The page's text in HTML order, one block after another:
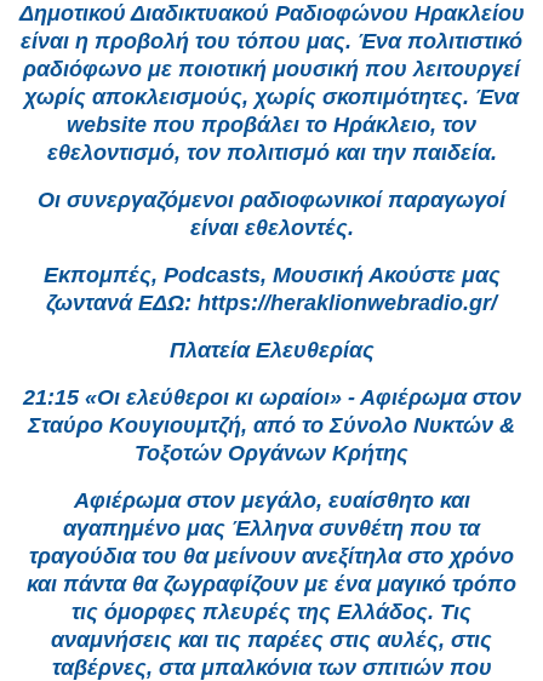
Δημοτικού Διαδικτυακού Ραδιοφώνου Ηρακλείου
είναι η προβολή του τόπου μας. Ένα πολιτιστικό
ραδιόφωνο με ποιοτική μουσική που λειτουργεί
χωρίς αποκλεισμούς, χωρίς σκοπιμότητες. Ένα
website που προβάλει το Ηράκλειο, τον
εθελοντισμό, τον πολιτισμό και την παιδεία.
Οι συνεργαζόμενοι ραδιοφωνικοί παραγωγοί
είναι εθελοντές.
Εκπομπές, Podcasts, Μουσική Ακούστε μας
ζωντανά ΕΔΩ: https://heraklionwebradio.gr/
Πλατεία Ελευθερίας
21:15 «Οι ελεύθεροι κι ωραίοι» - Αφιέρωμα στον
Σταύρο Κουγιουμτζή, από το Σύνολο Νυκτών &
Τοξοτών Οργάνων Κρήτης
Αφιέρωμα στον μεγάλο, ευαίσθητο και
αγαπημένο μας Έλληνα συνθέτη που τα
τραγούδια του θα μείνουν ανεξίτηλα στο χρόνο
και πάντα θα ζωγραφίζουν με ένα μαγικό τρόπο
τις όμορφες πλευρές της Ελλάδος. Τις
αναμνήσεις και τις παρέες στις αυλές, στις
ταβέρνες, στα μπαλκόνια των σπιτιών που